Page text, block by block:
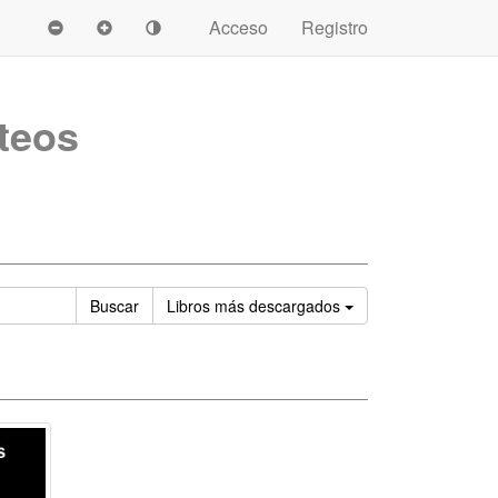
Acceso Registro
Buscar Libros más descargados Ordenar